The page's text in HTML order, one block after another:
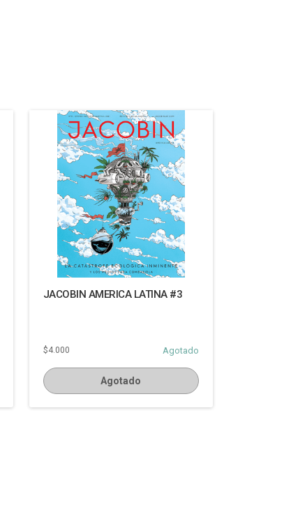
JACOBIN AMERICA LATINA #3
Agotado
$4.000
Agotado